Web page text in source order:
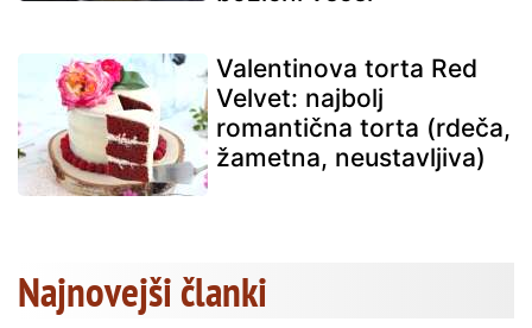
Valentinova torta Red
Velvet: najbolj
romantična torta (rdeča,
žametna, neustavljiva)
Najnovejši članki